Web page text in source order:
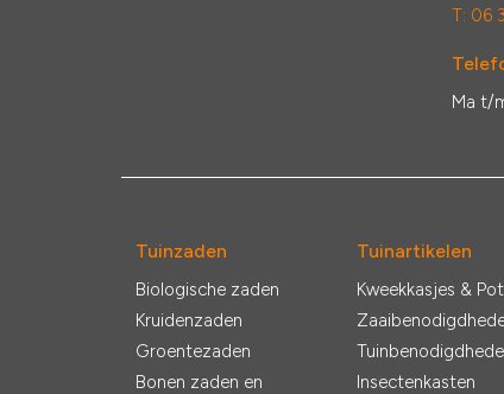
T: 06
Ma t/
Tuinzaden
Biologische zaden
Kruidenzaden
Groentezaden
Bonen zaden en
Tuinartikelen
Kweekkasjes &
Insectenkasten